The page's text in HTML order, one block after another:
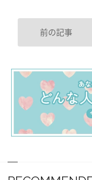
前の記事